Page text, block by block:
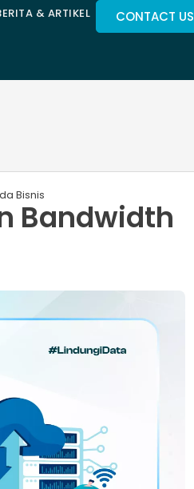
& ARTIKEL CONTACT US
Bisnis
Bandwidth​